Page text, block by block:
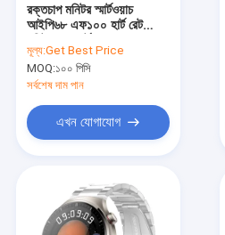
পণ্য
রক্তচাপ মনিটর স্মার্টওয়াচ
আইপি৬৮ এফ১০০ হার্ট রেট
মূল্য:Get Best Price
MOQ:১০০ পিসি
সর্বশেষ দাম পান
এখন যোগাযোগ